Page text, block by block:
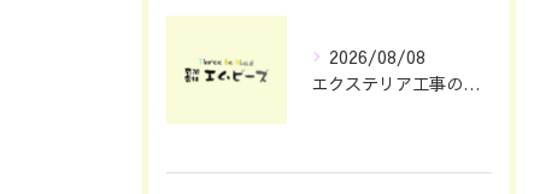
2026/08/08
エクステリア工事の理想を静岡県浜松市で叶える費用とデザインのポイント